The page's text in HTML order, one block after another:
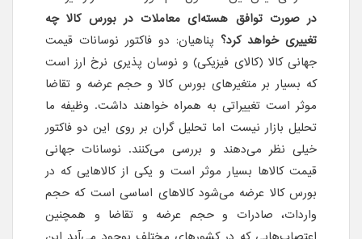
در صورت توافق هسته‌ای معاملات در بورس کالا چه
تغییری خواهد کرد؟ پناهیان: دو فاکتور نوسانات قیمت
جهانی کالا (کالای فیزیکی) و نوسان پذیری نرخ ارز است
که بسیار بر متغیر‌های بورس کالا و حجم عرضه و تقاضا
موثر است تغییراتی به همراه خواهند داشت. وظیفه ما
تحلیل بازار نیست اما تحلیل گران بر روی این دو فاکتور
خیلی نظر می‌دهند و بررسی می‌کنند. نوسانات جهانی
قیمت کالا‌ها بسیار موثر است و یکی از کالاهایی که در
بورس کالا عرضه می‌شود کالاهای اساسی است که حجم
واردات، صادرات و حجم عرضه و تقاضا و همچنین